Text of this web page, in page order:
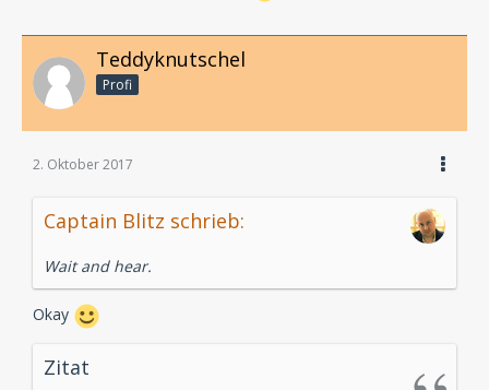
Teddyknutschel
Profi
2. Oktober 2017
Captain Blitz schrieb:
Wait and hear.
Okay
Zitat